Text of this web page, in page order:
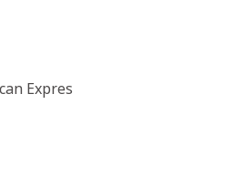
Expres